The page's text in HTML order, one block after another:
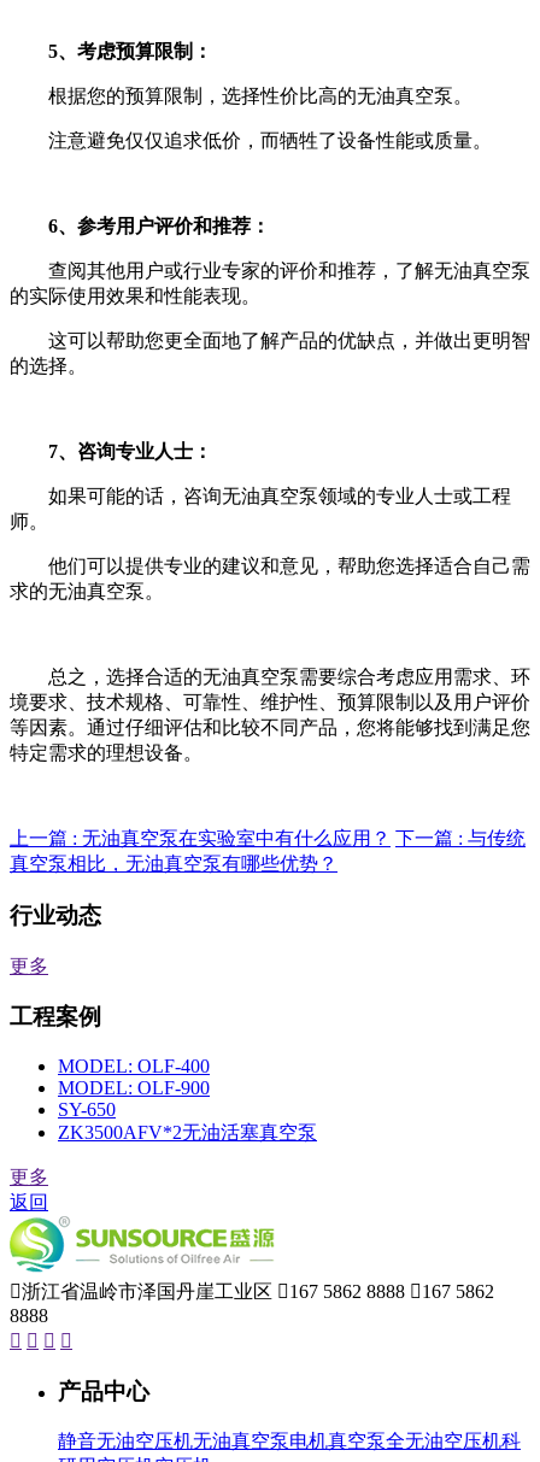
5、考虑预算限制：
根据您的预算限制，选择性价比高的无油真空泵。
注意避免仅仅追求低价，而牺牲了设备性能或质量。
6、参考用户评价和推荐：
查阅其他用户或行业专家的评价和推荐，了解无油真空泵
的实际使用效果和性能表现。
这可以帮助您更全面地了解产品的优缺点，并做出更明智
的选择。
7、咨询专业人士：
如果可能的话，咨询无油真空泵领域的专业人士或工程
师。
他们可以提供专业的建议和意见，帮助您选择适合自己需
求的无油真空泵。
总之，选择合适的无油真空泵需要综合考虑应用需求、环
境要求、技术规格、可靠性、维护性、预算限制以及用户评价
等因素。通过仔细评估和比较不同产品，您将能够找到满足您
特定需求的理想设备。
上一篇 : 无油真空泵在实验室中有什么应用？ 下一篇 : 与传统
真空泵相比，无油真空泵有哪些优势？
行业动态
更多
工程案例
MODEL: OLF-400
MODEL: OLF-900
SY-650
ZK3500AFV*2无油活塞真空泵
更多
返回
浙江省温岭市泽国丹崖工业区 167 5862 8888 167 5862
8888
   
产品中心
静音无油空压机无油真空泵电机真空泵全无油空压机科